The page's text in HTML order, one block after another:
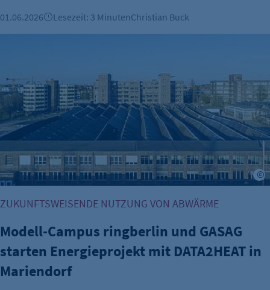
01.06.2026 Lesezeit: 3 MinutenChristian Buck
ZUKUNFTSWEISENDE NUTZUNG VON ABWÄRME
Modell-Campus ringberlin und GASAG
starten Energieprojekt mit DATA2HEAT in
Mariendorf